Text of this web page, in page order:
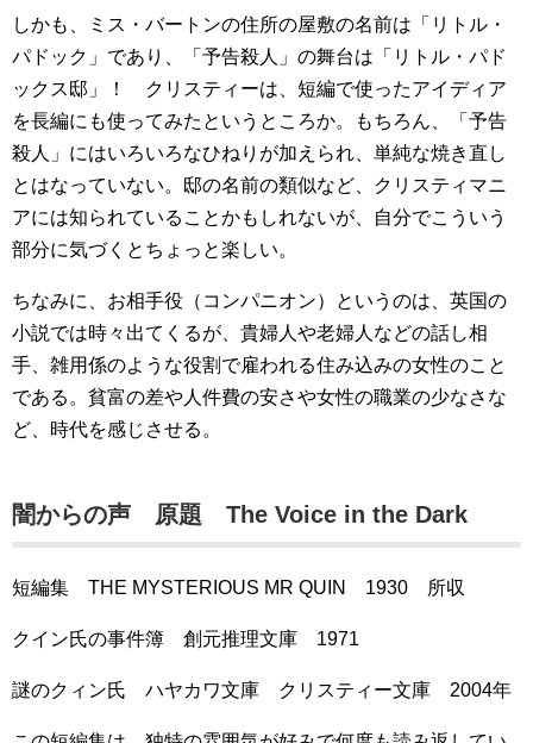
しかも、ミス・バートンの住所の屋敷の名前は「リトル・
パドック」であり、「予告殺人」の舞台は「リトル・パド
ックス邸」！ クリスティーは、短編で使ったアイディア
を長編にも使ってみたというところか。もちろん、「予告
殺人」にはいろいろなひねりが加えられ、単純な焼き直し
とはなっていない。邸の名前の類似など、クリスティマニ
アには知られていることかもしれないが、自分でこういう
部分に気づくとちょっと楽しい。
ちなみに、お相手役（コンパニオン）というのは、英国の
小説では時々出てくるが、貴婦人や老婦人などの話し相
手、雑用係のような役割で雇われる住み込みの女性のこと
である。貧富の差や人件費の安さや女性の職業の少なさな
ど、時代を感じさせる。
闇からの声 原題 The Voice in the Dark
短編集 THE MYSTERIOUS MR QUIN 1930 所収
クイン氏の事件簿 創元推理文庫 1971
謎のクィン氏 ハヤカワ文庫 クリスティー文庫 2004年